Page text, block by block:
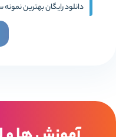
دانلود رایگان بهترین